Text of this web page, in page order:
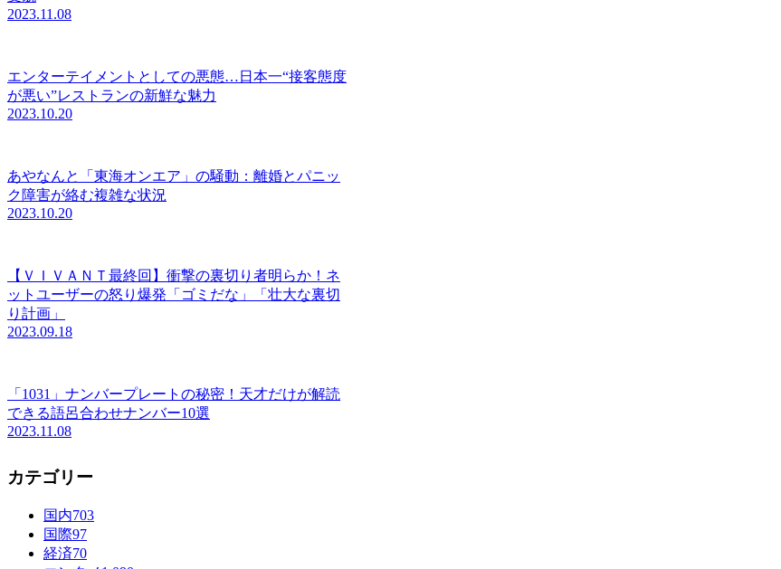
2023.11.08
エンターテイメントとしての悪態…日本一“接客態度
が悪い”レストランの新鮮な魅力
2023.10.20
あやなんと「東海オンエア」の騒動：離婚とパニッ
ク障害が絡む複雑な状況
2023.10.20
【ＶＩＶＡＮＴ最終回】衝撃の裏切り者明らか！ネ
ットユーザーの怒り爆発「ゴミだな」「壮大な裏切
り計画」
2023.09.18
「1031」ナンバープレートの秘密！天才だけが解読
できる語呂合わせナンバー10選
2023.11.08
カテゴリー
国内703
国際97
経済70